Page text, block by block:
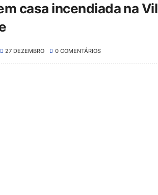
casa incendiada na
27 DEZEMBRO 0 COMENTÁRIOS